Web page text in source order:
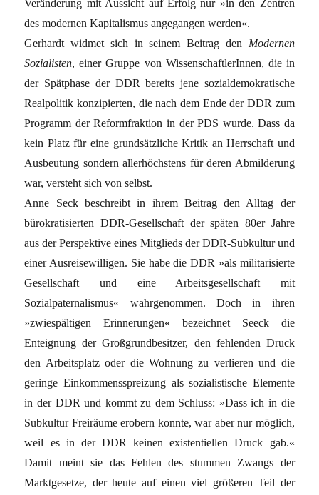
Veränderung mit Aussicht auf Erfolg nur »in den Zentren
des modernen Kapitalismus angegangen werden«.
Gerhardt widmet sich in seinem Beitrag den Modernen
Sozialisten, einer Gruppe von WissenschaftlerInnen, die in
der Spätphase der DDR bereits jene sozialdemokratische
Realpolitik konzipierten, die nach dem Ende der DDR zum
Programm der Reformfraktion in der PDS wurde. Dass da
kein Platz für eine grundsätzliche Kritik an Herrschaft und
Ausbeutung sondern allerhöchstens für deren Abmilderung
war, versteht sich von selbst.
Anne Seck beschreibt in ihrem Beitrag den Alltag der
bürokratisierten DDR-Gesellschaft der späten 80er Jahre
aus der Perspektive eines Mitglieds der DDR-Subkultur und
einer Ausreisewilligen. Sie habe die DDR »als militarisierte
Gesellschaft und eine Arbeitsgesellschaft mit
Sozialpaternalismus« wahrgenommen. Doch in ihren
»zwiespältigen Erinnerungen« bezeichnet Seeck die
Enteignung der Großgrundbesitzer, den fehlenden Druck
den Arbeitsplatz oder die Wohnung zu verlieren und die
geringe Einkommensspreizung als sozialistische Elemente
in der DDR und kommt zu dem Schluss: »Dass ich in die
Subkultur Freiräume erobern konnte, war aber nur möglich,
weil es in der DDR keinen existentiellen Druck gab.«
Damit meint sie das Fehlen des stummen Zwangs der
Marktgesetze, der heute auf einen viel größeren Teil der